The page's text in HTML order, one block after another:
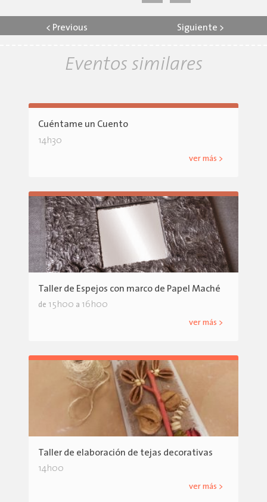
< Previous Siguiente >
Eventos similares
Cuéntame un Cuento
14h30
ver más >
Taller de Espejos con marco de Papel Maché
de 15h00 a 16h00
ver más >
Taller de elaboración de tejas decorativas
14h00
ver más >